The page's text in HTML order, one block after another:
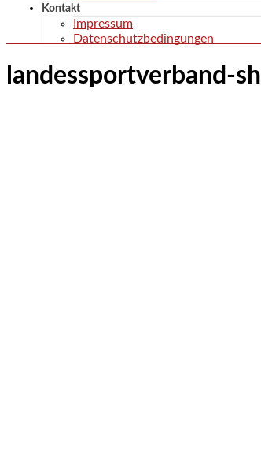
Kontakt
Impressum
Datenschutzbedingungen
landessportverband-sh